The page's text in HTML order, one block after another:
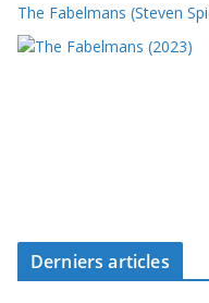
The Fabelmans (Steven
Derniers articles